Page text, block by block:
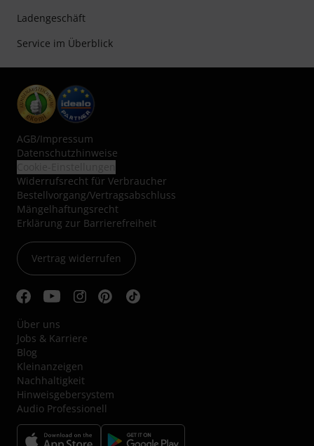
Ladengeschäft
Service im Überblick
AGB/Impressum
Datenschutzhinweise
Widerrufsrecht für Verbraucher
Bestellvorgang/Vertragsabschluss
Mängelhaftungsrecht
Erklärung zur Barrierefreiheit
Vertrag widerrufen
Über uns
Jobs & Karriere
Blog
Kleinanzeigen
Nachhaltigkeit
Hinweisgebersystem
Audio Professionell